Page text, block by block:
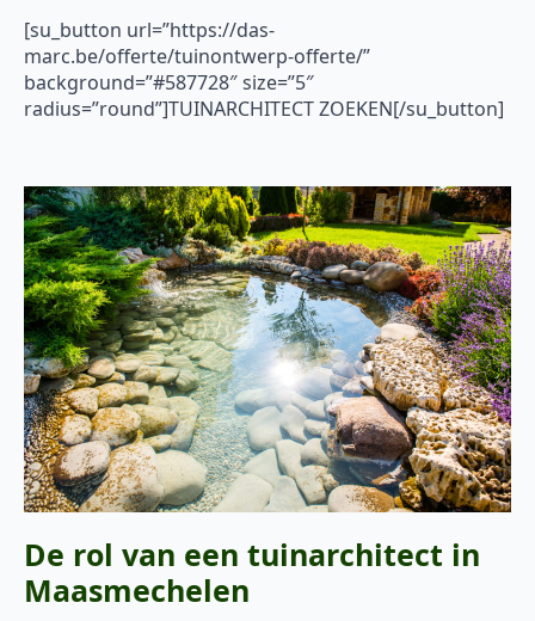
[su_button url=”https://das-
marc.be/offerte/tuinontwerp-offerte/”
background=”#587728″ size=”5″
radius=”round”]TUINARCHITECT ZOEKEN[/su_button]
De rol van een tuinarchitect in
Maasmechelen